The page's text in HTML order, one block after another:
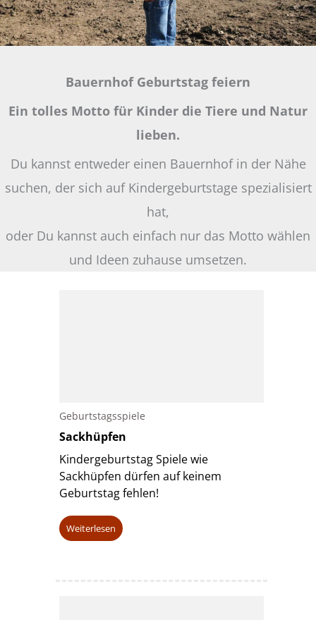
Bauernhof Geburtstag feiern
Ein tolles Motto für Kinder die Tiere und Natur
lieben.
Du kannst entweder einen Bauernhof in der Nähe
suchen, der sich auf Kindergeburtstage spezialisiert
hat,
oder Du kannst auch einfach nur das Motto wählen
und Ideen zuhause umsetzen.
Geburtstagsspiele
Sackhüpfen
Kindergeburtstag Spiele wie
Sackhüpfen dürfen auf keinem
Geburtstag fehlen!
Weiterlesen